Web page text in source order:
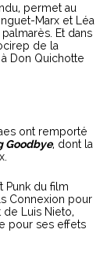
permet au
Marx et Léa
Et dans
de la
Don Quichotte
ont remporté
Goodbye, dont la
Punk du film
Connexion pour
de Luis Nieto,
pour ses effets